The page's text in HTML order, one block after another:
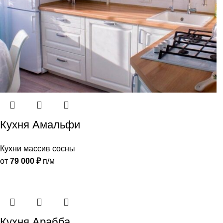
Кухня Амальфи
Кухни массив сосны
от 79 000 ₽п/м